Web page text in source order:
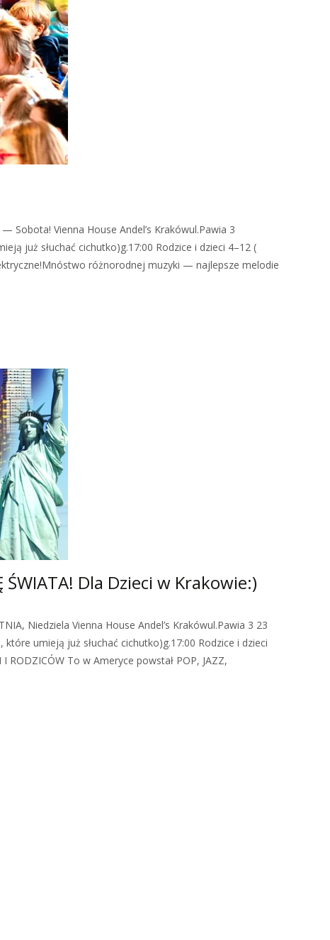
— Sobota! Vienna House Andel’s Krakówul.Pawia 3
już słuchać cichutko)g.17:00 Rodzice i dzieci 4–12 (
różnorodnej muzyki — najlepsze melodie
ŚWIATA! Dla Dzieci w Krakowie:)
Niedziela Vienna House Andel’s Krakówul.Pawia 3 23
umieją już słuchać cichutko)g.17:00 Rodzice i dzieci
RODZICÓW To w Ameryce powstał POP, JAZZ,